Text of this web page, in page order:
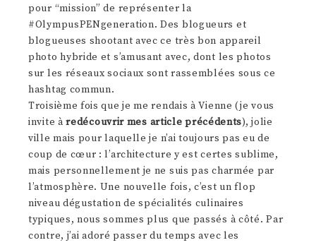
pour “mission” de représenter la
#OlympusPENgeneration. Des blogueurs et
blogueuses shootant avec ce très bon appareil
photo hybride et s’amusant avec, dont les photos
sur les réseaux sociaux sont rassemblées sous ce
hashtag commun.
Troisième fois que je me rendais à Vienne (je vous
invite àredécouvrir mes article précédents), jolie
ville mais pour laquelle je n’ai toujours pas eu de
coup de cœur : l’architecture y est certes sublime,
mais personnellement je ne suis pas charmée par
l’atmosphère. Une nouvelle fois, c’est un flop
niveau dégustation de spécialités culinaires
typiques, nous sommes plus que passés à côté. Par
contre, j’ai adoré passer du temps avec les